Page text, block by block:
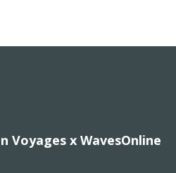
Voyages x WavesOnline